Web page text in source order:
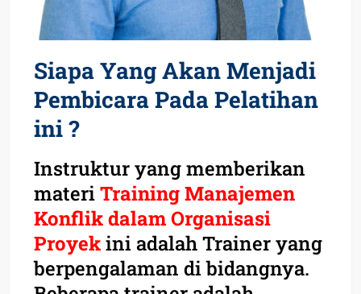
Siapa Yang Akan Menjadi
Pembicara Pada Pelatihan
ini ?
Instruktur yang memberikan
materiTraining Manajemen
Konflik dalam Organisasi
Proyekini adalah Trainer yang
berpengalaman di bidangnya.